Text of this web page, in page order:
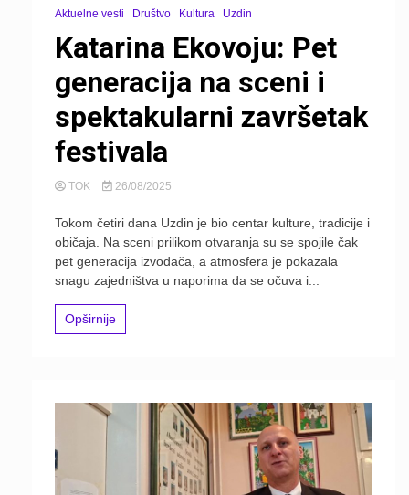
Aktuelne vesti Društvo Kultura Uzdin
Katarina Ekovoju: Pet
generacija na sceni i
spektakularni završetak
festivala
TOK 26/08/2025
Tokom četiri dana Uzdin je bio centar kulture, tradicije i
običaja. Na sceni prilikom otvaranja su se spojile čak
pet generacija izvođača, a atmosfera je pokazala
snagu zajedništva u naporima da se očuva i...
Opširnije